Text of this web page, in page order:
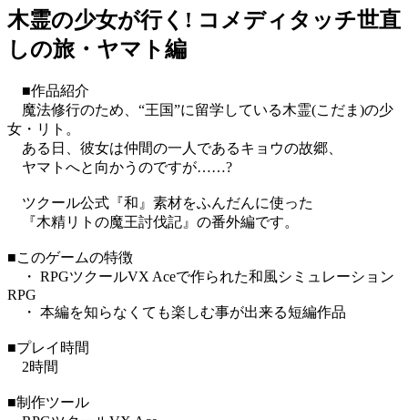
木霊の少女が行く! コメディタッチ世直
しの旅・ヤマト編
■作品紹介
魔法修行のため、“王国”に留学している木霊(こだま)の少
女・リト。
ある日、彼女は仲間の一人であるキョウの故郷、
ヤマトへと向かうのですが……?
ツクール公式『和』素材をふんだんに使った
『木精リトの魔王討伐記』の番外編です。
■このゲームの特徴
・ RPGツクールVX Aceで作られた和風シミュレーション
RPG
・ 本編を知らなくても楽しむ事が出来る短編作品
■プレイ時間
2時間
■制作ツール